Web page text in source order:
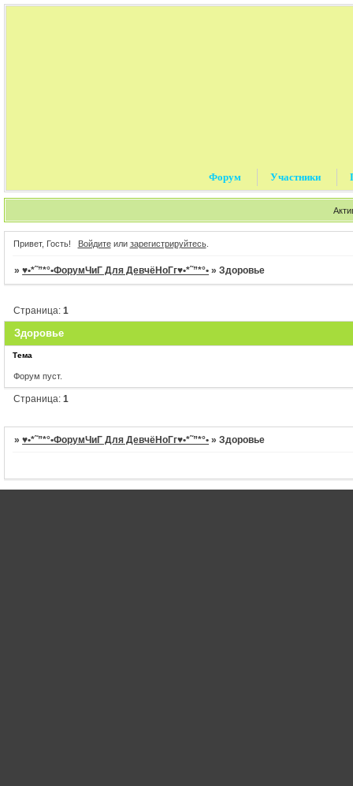
Форум Участники
Привет, Гость! Войдитеили зарегистрируйтесь.
»♥•*˜”*°•ФорумЧиГ Для ДевчёНоГг♥•*˜”*°• »Здоровье
Здоровье
Страница:1
Тема
Форум пуст.
Страница:1
»♥•*˜”*°•ФорумЧиГ Для ДевчёНоГг♥•*˜”*°• »Здоровье